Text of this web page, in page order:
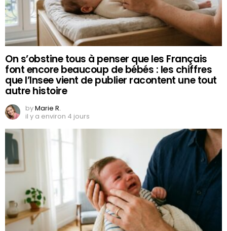
On s’obstine tous à penser que les Français
font encore beaucoup de bébés : les chiffres
que l’Insee vient de publier racontent une tout
autre histoire
byMarie R.
il y a environ 4 jours